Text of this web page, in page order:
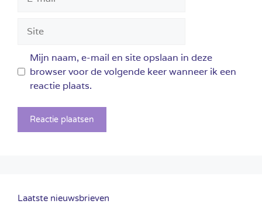
mail
Mijn naam, e-mail en site opslaan in deze
browser voor de volgende keer wanneer ik een
reactie plaats.
Laatste nieuwsbrieven